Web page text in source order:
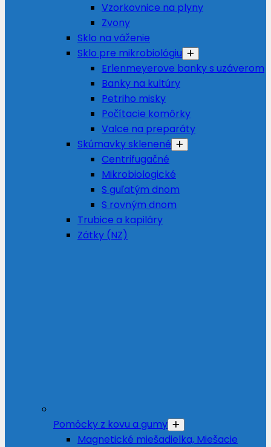
Vzorkovnice na plyny
Zvony
Sklo na váženie
Sklo pre mikrobiológiu
Erlenmeyerove banky s uzáverom
Banky na kultúry
Petriho misky
Počítacie komôrky
Valce na preparáty
Skúmavky sklenené
Centrifugačné
Mikrobiologické
S guľatým dnom
S rovným dnom
Trubice a kapiláry
Zátky (NZ)
Pomôcky z kovu a gumy
Magnetické miešadielka, Miešacie